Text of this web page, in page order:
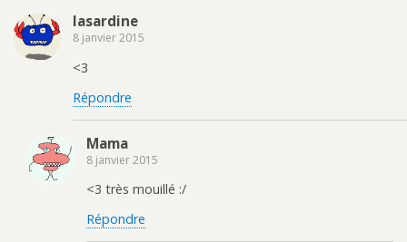
lasardine
8 janvier 2015
<3
Répondre
Mama
8 janvier 2015
<3 très mouillé :/
Répondre